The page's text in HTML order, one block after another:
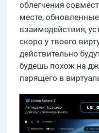
облегчения
месте,
взаимодействия,
скоро у твоего
действительно
будешь похож на
парящего в